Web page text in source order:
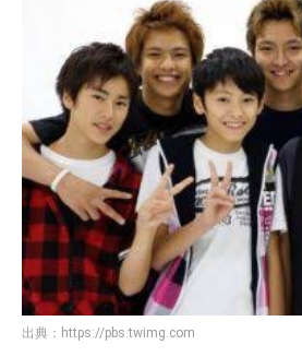
出典： https://pbs.twimg.com